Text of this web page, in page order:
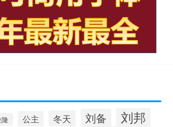
隆 公主 冬天 刘备 刘邦